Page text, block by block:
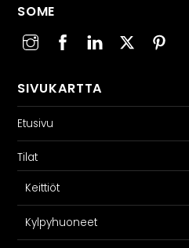
SOME
SIVUKARTTA
Etusivu
Tilat
Keittiöt
Kylpyhuoneet